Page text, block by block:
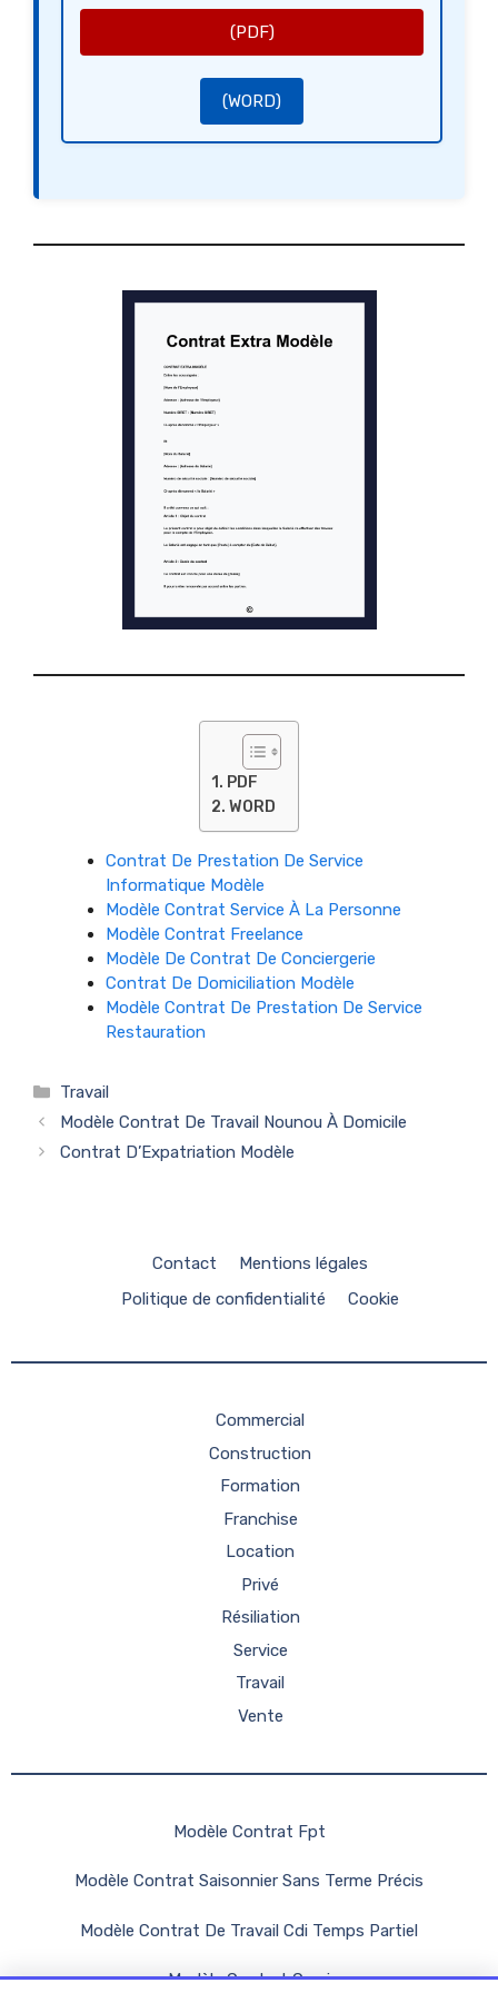
(PDF)
(WORD)
PDF
WORD
Contrat De Prestation De Service
Informatique Modèle
Modèle Contrat Service À La Personne
Modèle Contrat Freelance
Modèle De Contrat De Conciergerie
Contrat De Domiciliation Modèle
Modèle Contrat De Prestation De Service
Restauration
Catégories
Travail
Modèle Contrat De Travail Nounou À Domicile
Contrat D’Expatriation Modèle
Contact
Mentions légales
Politique de confidentialité
Cookie
Commercial
Construction
Formation
Franchise
Location
Privé
Résiliation
Service
Travail
Vente
Modèle Contrat Fpt
Modèle Contrat Saisonnier Sans Terme Précis
Modèle Contrat De Travail Cdi Temps Partiel
Modèle Contrat Ccmi